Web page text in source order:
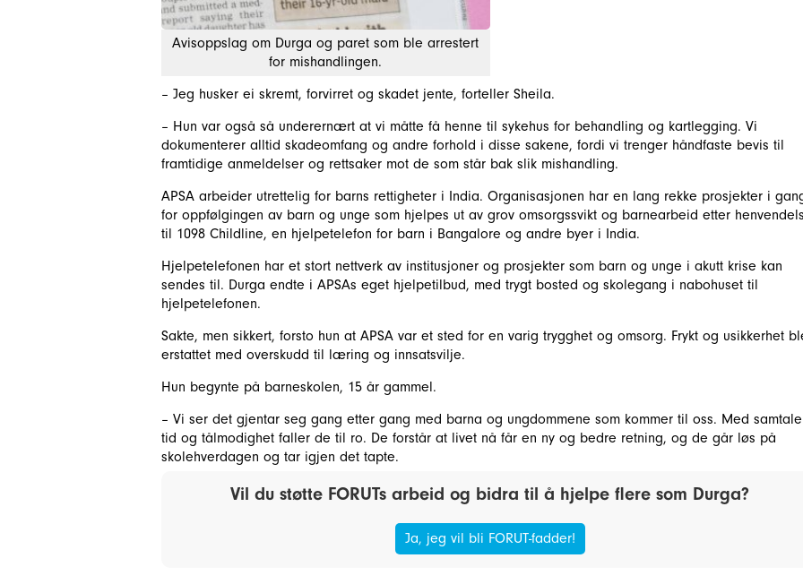
Avisoppslag om Durga og paret som ble arrestert
for mishandlingen.
– Jeg husker ei skremt, forvirret og skadet jente, forteller Sheila.
– Hun var også så underernært at vi måtte få henne til sykehus for behandling og kartlegging. Vi
dokumenterer alltid skadeomfang og andre forhold i disse sakene, fordi vi trenger håndfaste bevis til
framtidige anmeldelser og rettsaker mot de som står bak slik mishandling.
APSA arbeider utrettelig for barns rettigheter i India. Organisasjonen har en lang rekke prosjekter i
for oppfølgingen av barn og unge som hjelpes ut av grov omsorgssvikt og barnearbeid etter
til 1098 Childline, en hjelpetelefon for barn i Bangalore og andre byer i India.
Hjelpetelefonen har et stort nettverk av institusjoner og prosjekter som barn og unge i akutt krise kan
sendes til. Durga endte i APSAs eget hjelpetilbud, med trygt bosted og skolegang i nabohuset til
hjelpetelefonen.
Sakte, men sikkert, forsto hun at APSA var et sted for en varig trygghet og omsorg. Frykt og usikkerhet
erstattet med overskudd til læring og innsatsvilje.
Hun begynte på barneskolen, 15 år gammel.
– Vi ser det gjentar seg gang etter gang med barna og ungdommene som kommer til oss. Med
tid og tålmodighet faller de til ro. De forstår at livet nå får en ny og bedre retning, og de går løs på
skolehverdagen og tar igjen det tapte.
Vil du støtte FORUTs arbeid og bidra til å hjelpe flere som Durga?
Ja, jeg vil bli FORUT-fadder!